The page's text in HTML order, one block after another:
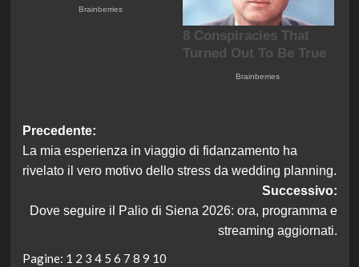
Navigazione
articolo
Precedente:
La mia esperienza in viaggio di fidanzamento ha
rivelato il vero motivo dello stress da wedding planning.
Successivo:
Dove seguire il Palio di Siena 2026: ora, programma e
streaming aggiornati.
Pagine: 1 2 3 4 5 6 7 8 9 10